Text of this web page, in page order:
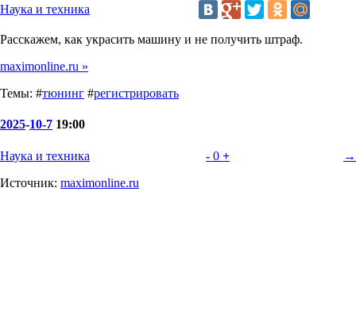
Наука и техника
Расскажем, как украсить машину и не получить штраф.
maximonline.ru »
Темы: #тюнинг #регистрировать
2025-10-7 19:00
Наука и техника - 0 +
→
Источник: maximonline.ru